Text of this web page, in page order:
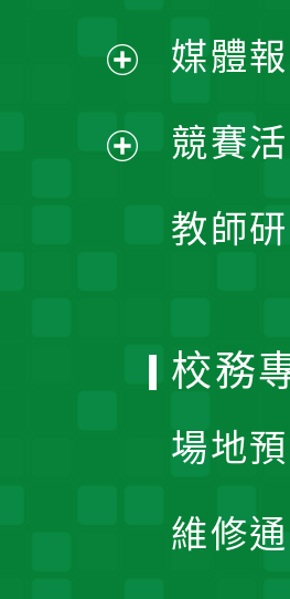
媒體
競賽
教師
開
校務
場地
維修